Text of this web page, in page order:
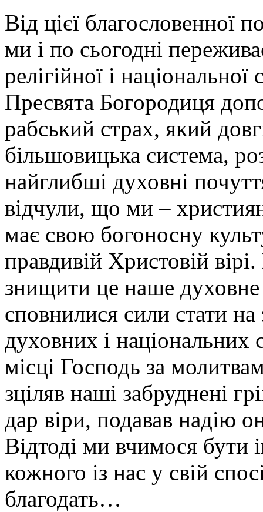
Від цієї благословенної
ми і по сьогодні
релігійної і
Пресвята Богородиця
рабський страх, який
більшовицька система,
найглибші духовні
відчули, що ми–
має свою богоносну
правдивій Христовій
знищити це наше
сповнилися сили стати на
духовних і
місці Господь за
зціляв наші забруднені
дар віри, подавав надію
Відтоді ми вчимося
кожного із нас у свій
благодать…